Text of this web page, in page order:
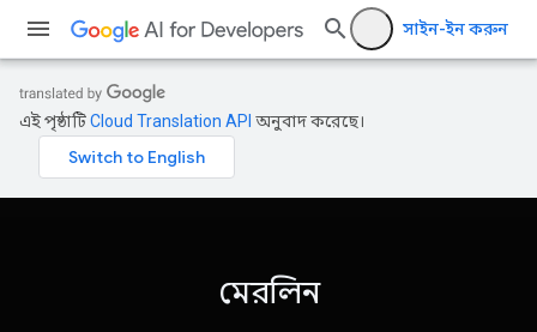
সাইন-ইন করুন
এই পৃষ্ঠাটিCloud Translation API অনুবাদ করেছে।
মেরলিন